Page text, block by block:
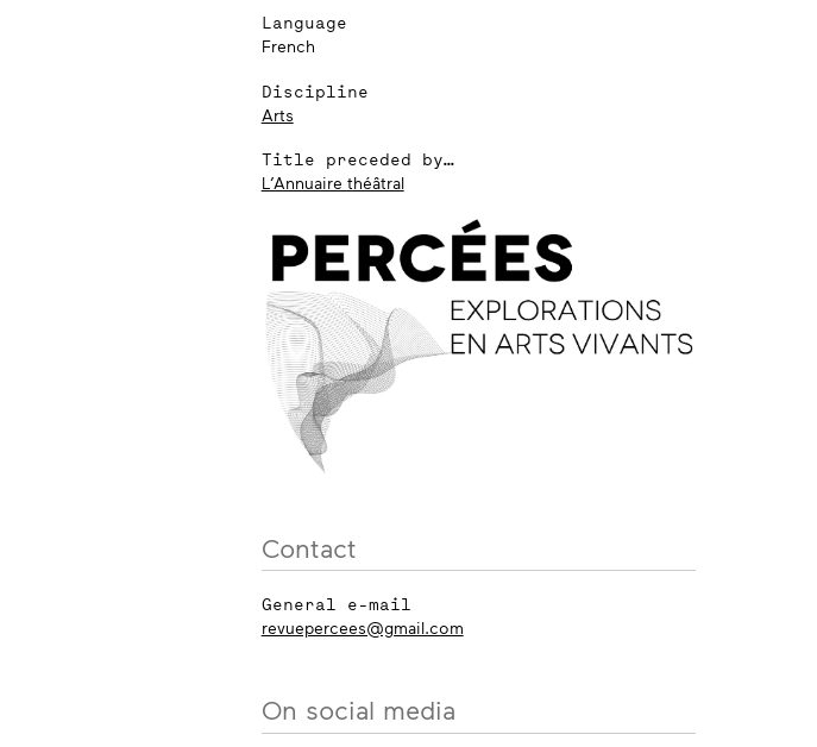
Language
French
Discipline
Arts
Title preceded by…
L’Annuaire théâtral
Contact
General e-mail
revuepercees@gmail.com
On social media